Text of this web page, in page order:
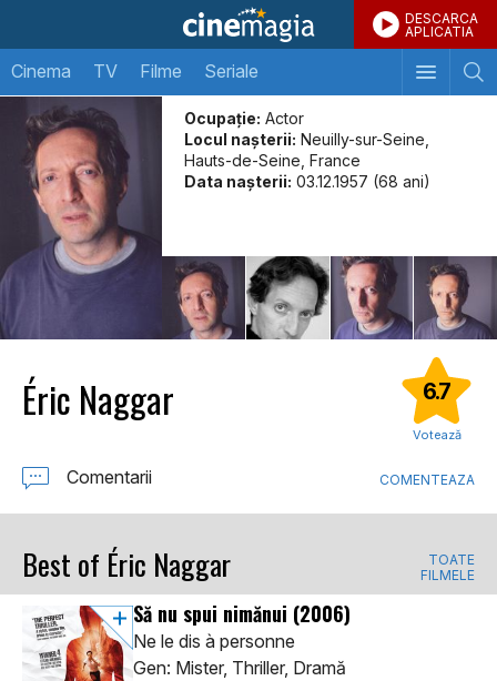
DESCARCA
APLICATIA
Cinema TV Filme Seriale
Ocupație: Actor
Locul naşterii: Neuilly-sur-Seine,
Hauts-de-Seine, France
Data naşterii: 03.12.1957 (68 ani)
Éric Naggar 6.7
Votează
Comentarii COMENTEAZA
Best of Éric Naggar
TOATE
FILMELE
Să nu spui nimănui (2006)
Ne le dis à personne
Gen: Mister, Thriller, Dramă